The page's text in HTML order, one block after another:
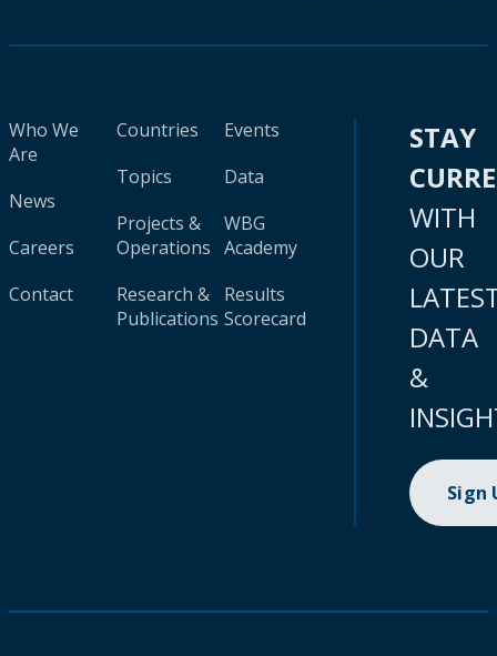
Who We
Are
News
Careers
Contact
Countries
Topics
Projects &
Operations
Research &
Publications
Events
Data
WBG
Academy
Results
Scorecard
STAY
WITH
OUR
DATA
&
Sign